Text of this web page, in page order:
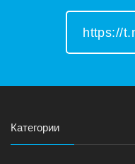
https://
Категории